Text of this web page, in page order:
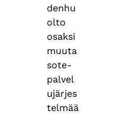
denhu
olto
osaksi
muuta
sote-
palvel
ujärjes
telmää